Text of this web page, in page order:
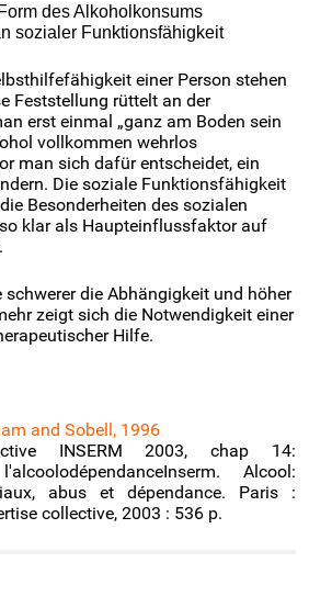
des Alkoholkonsums
sozialer Funktionsfähigkeit
einer Person stehen
Feststellung rüttelt an der
erst einmal „ganz am Boden sein
vollkommen wehrlos
man sich dafür entscheidet, ein
Die soziale Funktionsfähigkeit
Besonderheiten des sozialen
klar als Haupteinflussfaktor auf
die Abhängigkeit und höher
zeigt sich die Notwendigkeit einer
Hilfe.
and Sobell, 1996
INSERM 2003, chap 14:
Inserm. Alcool:
abus et dépendance. Paris :
collective, 2003 : 536 p.